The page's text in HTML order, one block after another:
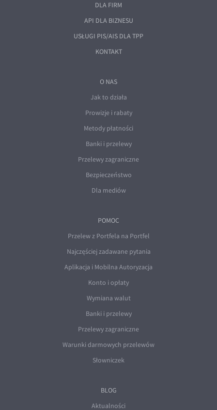
DLA FIRM
API DLA BIZNESU
USŁUGI PIS/AIS DLA TPP
KONTAKT
O NAS
Jak to działa
Prowizje i rabaty
Metody płatności
Banki i przelewy
Przelewy zagraniczne
Bezpieczeństwo
Dla mediów
POMOC
Przelew z Portfela na Portfel
Najczęściej zadawane pytania
Aplikacja i Mobilna Autoryzacja
Konto i opłaty
Wymiana walut
Banki i przelewy
Przelewy zagraniczne
Warunki darmowych przelewów
Słowniczek
BLOG
Aktualności